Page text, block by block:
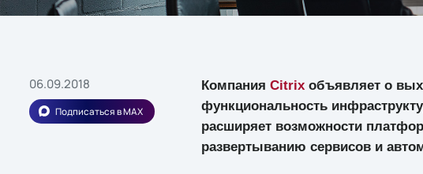
06.09.2018
Подписаться в MAX
Компания Citrixобъявляет о
функциональность
расширяет возможности
развертыванию сервисов и